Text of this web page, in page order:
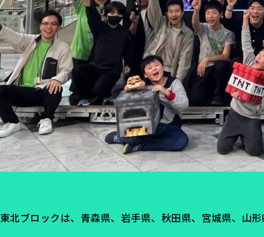
東北ブロックは、青森県、岩手県、秋田県、宮城県、山